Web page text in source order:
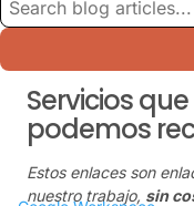
Servicios
podemos
Estos enlaces son
nuestro trabajo, sin